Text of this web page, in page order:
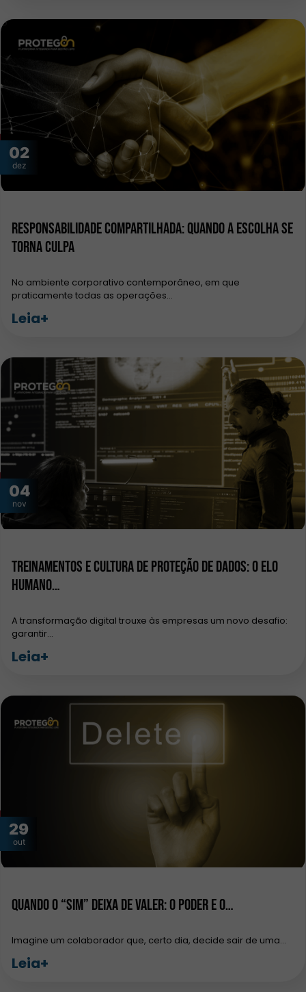
02
dez
Responsabilidade Compartilhada: Quando a Escolha se
Torna Culpa
No ambiente corporativo contemporâneo, em que
praticamente todas as operações…
Leia+
04
nov
Treinamentos e Cultura de Proteção de Dados: O Elo
Humano…
A transformação digital trouxe às empresas um novo desafio:
garantir…
Leia+
29
out
Quando o “sim” deixa de valer: o poder e o…
Imagine um colaborador que, certo dia, decide sair de uma…
Leia+